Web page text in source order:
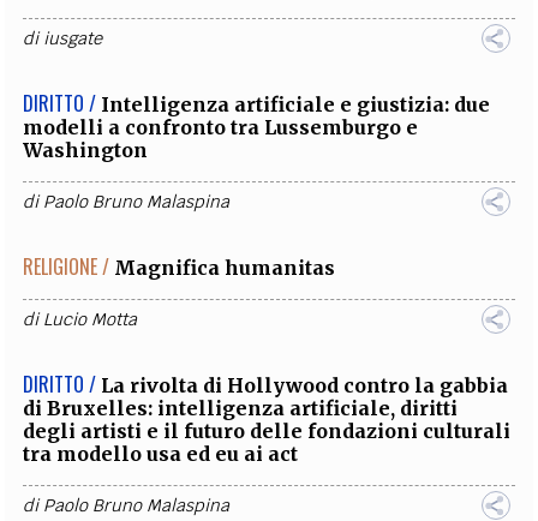
diiusgate
DIRITTO / Intelligenza artificiale e giustizia: due
modelli a confronto tra Lussemburgo e
Washington
diPaolo Bruno Malaspina
RELIGIONE / Magnifica humanitas
diLucio Motta
DIRITTO / La rivolta di Hollywood contro la gabbia
di Bruxelles: intelligenza artificiale, diritti
degli artisti e il futuro delle fondazioni culturali
tra modello usa ed eu ai act
diPaolo Bruno Malaspina